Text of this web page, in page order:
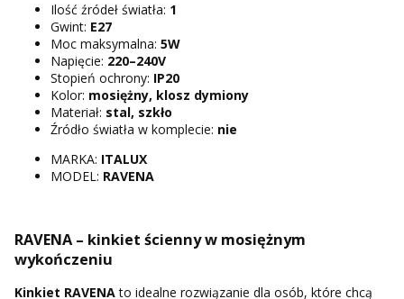
Ilość źródeł światła: 1
Gwint: E27
Moc maksymalna: 5W
Napięcie: 220–240V
Stopień ochrony: IP20
Kolor: mosiężny, klosz dymiony
Materiał: stal, szkło
Źródło światła w komplecie: nie
MARKA: ITALUX
MODEL: RAVENA
RAVENA – kinkiet ścienny w mosiężnym
wykończeniu
Kinkiet RAVENAto idealne rozwiązanie dla osób, które chcą